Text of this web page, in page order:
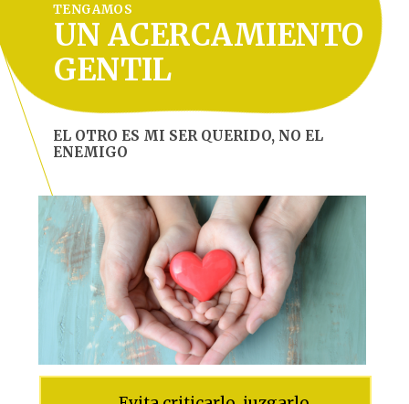
UN ACERCAMIENTO
GENTIL
EL OTRO ES MI SER QUERIDO, NO EL
ENEMIGO
TENGAMOS